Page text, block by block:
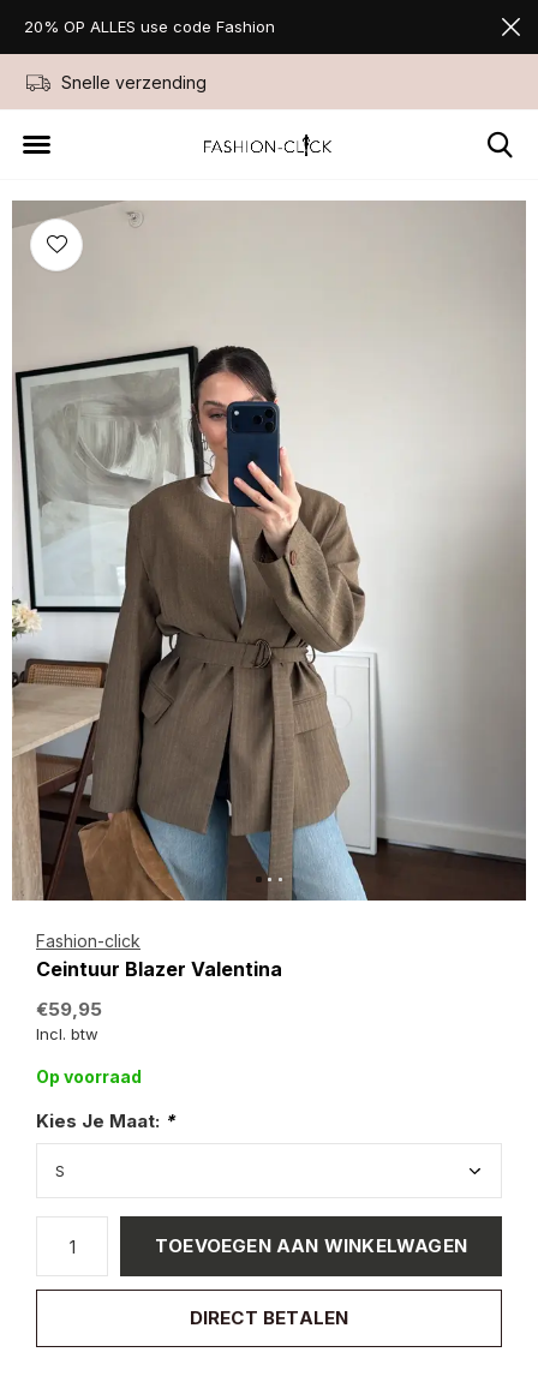
Snelle verzending
20% OP ALLES use code Fashion
Fashion-click
Ceintuur Blazer Valentina
€59,95
Incl. btw
Op voorraad
Kies Je Maat: *
TOEVOEGEN AAN WINKELWAGEN
DIRECT BETALEN